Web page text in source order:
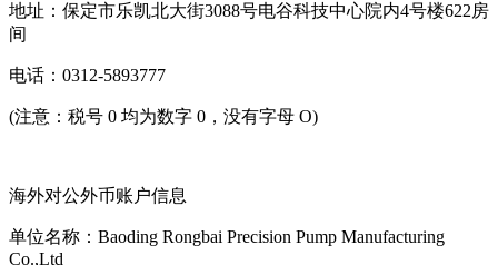
地址：保定市乐凯北大街3088号电谷科技中心院内4号楼622房
间
电话：0312‐5893777
(注意：税号 0 均为数字 0，没有字母 O)
海外对公外币账户信息
单位名称：Baoding Rongbai Precision Pump Manufacturing
Co.,Ltd